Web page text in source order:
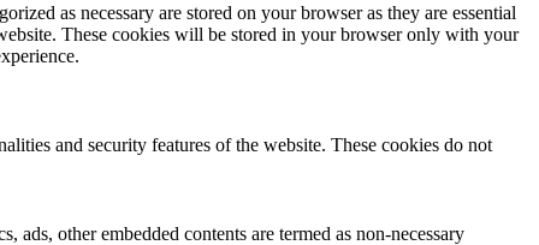
as necessary are stored on your browser as they are essential
These cookies will be stored in your browser only with your
and security features of the website. These cookies do not
other embedded contents are termed as non-necessary